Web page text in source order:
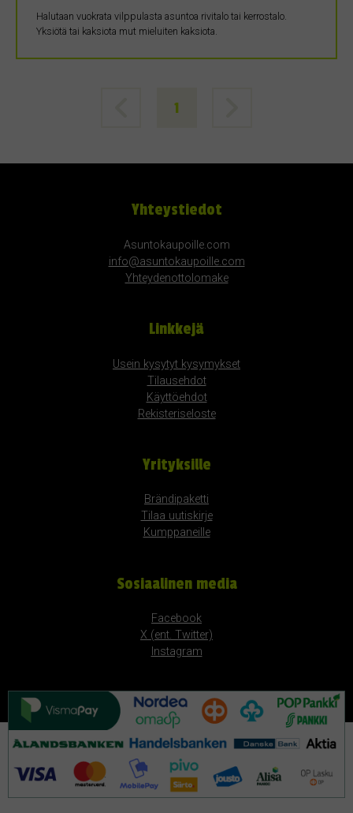
Halutaan vuokrata vilppulasta asuntoa rivitalo tai kerrostalo.
Yksiötä tai kaksiota mut mieluiten kaksiota.
1
Yhteystiedot
Asuntokaupoille.com
info@asuntokaupoille.com
Yhteydenottolomake
Linkkejä
Usein kysytyt kysymykset
Tilausehdot
Käyttöehdot
Rekisteriseloste
Yrityksille
Brändipaketti
Tilaa uutiskirje
Kumppaneille
Sosiaalinen media
Facebook
X (ent. Twitter)
Instagram